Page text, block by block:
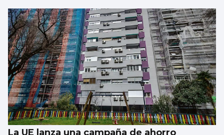
BALONCESTO
Sandra Martínez guía a España a
semifinales
La UE lanza una campaña de ahorro